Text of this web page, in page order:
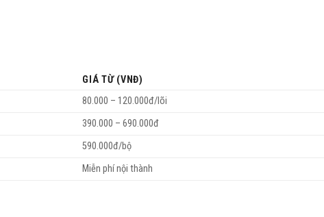
GIÁ TỪ (VNĐ)
80.000 – 120.000đ/lõi
390.000 – 690.000đ
590.000đ/bộ
Miễn phí nội thành